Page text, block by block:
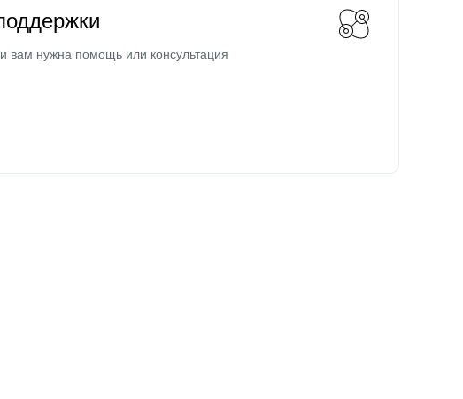
вам нужна помощь или консультация